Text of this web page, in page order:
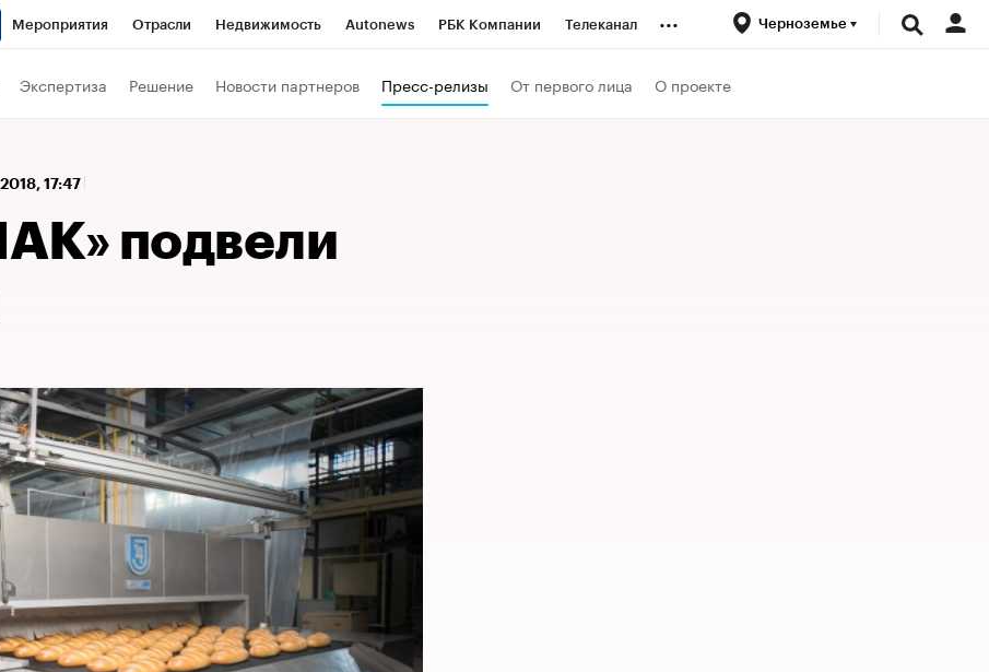
Мероприятия Отрасли Недвижимость Autonews РБК Компании Телеканал
Экономика
... Черноземье
Экспертиза Решение Новости партнеров Пресс-релизы От первого лица О проекте
17:47
подвели